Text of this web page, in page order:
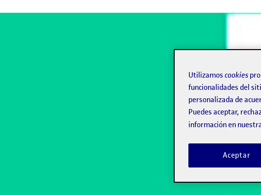
Utilizamos cookies
funcionalidades del
personalizada de
Puedes aceptar,
información en
Aceptar